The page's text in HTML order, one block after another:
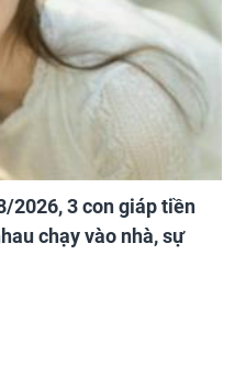
2026, 3 con giáp tiền
chạy vào nhà, sự